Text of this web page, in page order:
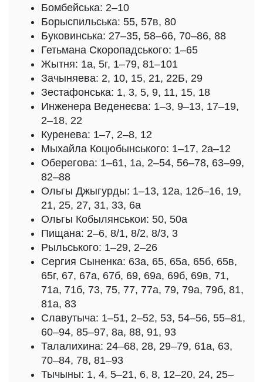
Бомбейська: 2–10
Борыспильська: 55, 57в, 80
Буковинська: 27–35, 58–66, 70–86, 88
Гетьмана Скоропадського: 1–65
Жытня: 1а, 5г, 1–79, 81–101
Зачыняева: 2, 10, 15, 21, 22Б, 29
Зестафонська: 1, 3, 5, 9, 11, 15, 18
Инженера Веденеєва: 1–3, 9–13, 17–19,
2–18, 22
Куренева: 1–7, 2–8, 12
Мыхайла Коцюбынського: 1–17, 2а–12
Оберегова: 1–61, 1а, 2–54, 56–78, 63–99,
82–88
Ольгы Джыгурды: 1–13, 12а, 12б–16, 19,
21, 25, 27, 31, 33, 6а
Ольгы Кобылянськои: 50, 50а
Пищана: 2–6, 8/1, 8/2, 8/3, 3
Рыльського: 1–29, 2–26
Сергия Сыненка: 63а, 65, 65а, 65б, 65в,
65г, 67, 67а, 67б, 69, 69а, 69б, 69в, 71,
71а, 71б, 73, 75, 77, 77а, 79, 79а, 79б, 81,
81а, 83
Славутыча: 1–51, 2–52, 53, 54–56, 55–81,
60–94, 85–97, 8а, 88, 91, 93
Талалихина: 24–68, 28, 29–79, 61а, 63,
70–84, 78, 81–93
Тычыны: 1, 4, 5–21, 6, 8, 12–20, 24, 25–